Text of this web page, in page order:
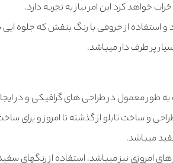
خواهد کرد این امر نیاز به تجربه دارد.
و استفاده از حروفی با رنگ بنفش که جلوه ایی
پر طرف دار میباشد.
به طور معمول در طراحی های گرافیکی و در
و ساخت تابلو از گذشته تا امروز و برای
میباشد.
امروزی نیز میباشد. استفاده از رنگهای